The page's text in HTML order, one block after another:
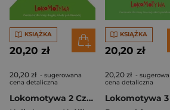
KSIĄŻKA
20,20 zł
20,20 zł - sugerowana
cena detaliczna
Lokomotywa 2 Czytam i piszę Ćwiczenia Część 2 Szkoła podstawowa
KSIĄŻKA
20,20 zł
20,20 zł -
cena detaliczna